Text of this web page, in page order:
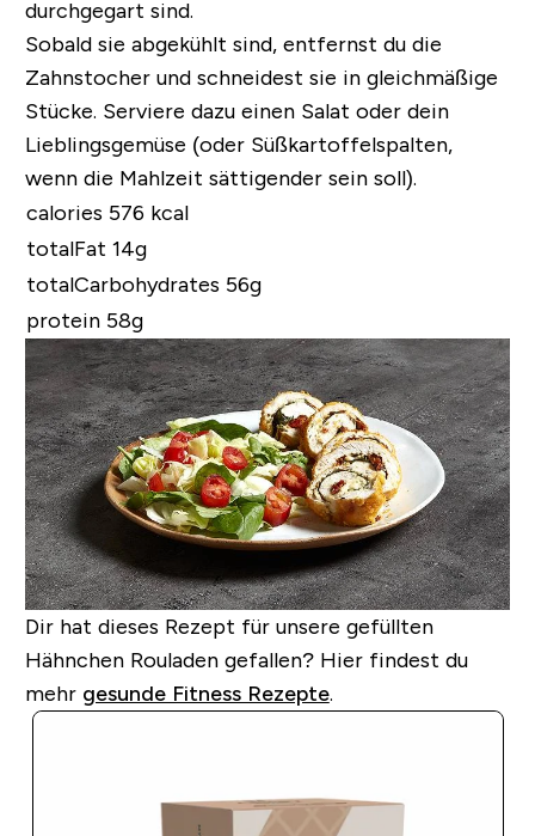
durchgegart sind.
Sobald sie abgekühlt sind, entfernst du die
Zahnstocher und schneidest sie in gleichmäßige
Stücke. Serviere dazu einen Salat oder dein
Lieblingsgemüse (oder Süßkartoffelspalten,
wenn die Mahlzeit sättigender sein soll).
calories 576 kcal
totalFat 14g
totalCarbohydrates 56g
protein 58g
Dir hat dieses Rezept für unsere gefüllten
Hähnchen Rouladen gefallen?Hier findest du
mehr gesunde Fitness Rezepte.